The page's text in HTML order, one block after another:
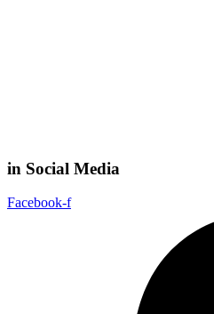
in Social Media
Facebook-f